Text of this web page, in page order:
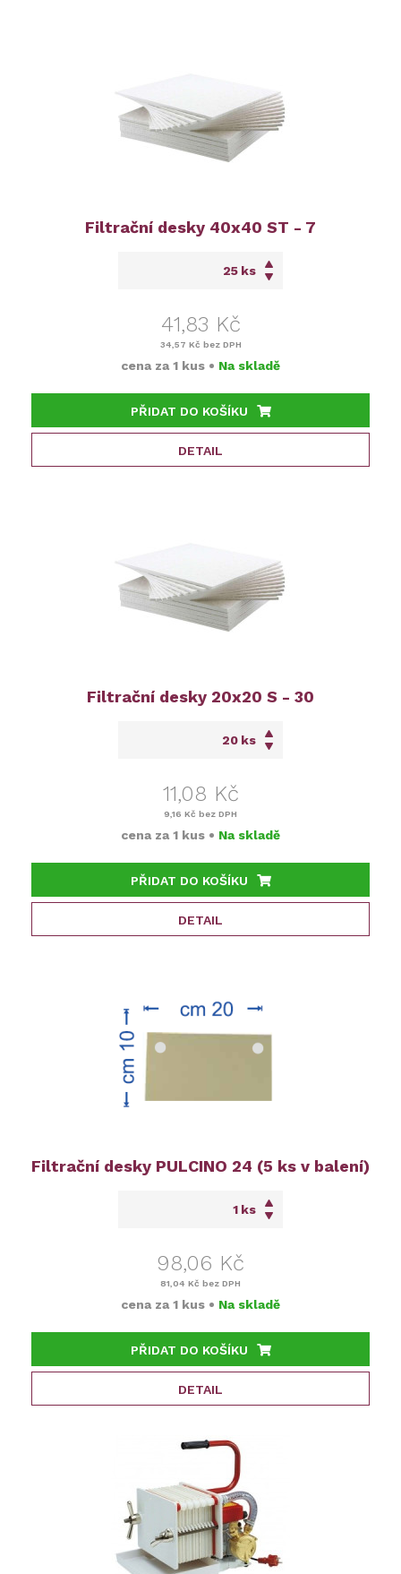
Filtrační desky 40x40 ST - 7
ks
41,83 Kč
34,57 Kč bez DPH
cena za 1 kus • Na skladě
PŘIDAT DO KOŠÍKU
DETAIL
Filtrační desky 20x20 S - 30
ks
11,08 Kč
9,16 Kč bez DPH
cena za 1 kus • Na skladě
PŘIDAT DO KOŠÍKU
DETAIL
Filtrační desky PULCINO 24 (5 ks v balení)
ks
98,06 Kč
81,04 Kč bez DPH
cena za 1 kus • Na skladě
PŘIDAT DO KOŠÍKU
DETAIL